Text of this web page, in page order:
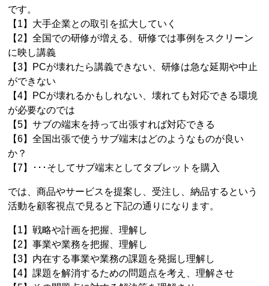
です。
【1】大手企業との取引を拡大していく
【2】全国での研修が増える、研修では事例をスクリーン
に映し講義
【3】PCが壊れたら講義できない、研修は急な延期や中止
ができない
【4】PCが壊れるかもしれない、壊れても対応できる環境
が必要なのでは
【5】サブの端末を持って出張すれば対応できる
【6】全国出張で使うサブ端末はどのようなものが良い
か？
【7】･･･そしてサブ端末としてタブレットを購入
では、商品やサービスを提案し、受注し、納品するという
活動を顧客視点で見ると下記の通りになります。
【1】戦略や計画を把握、理解し
【2】事業や業務を把握、理解し
【3】内在する事業や業務の課題を発掘し理解し
【4】課題を解消するための問題点を考え、理解させ